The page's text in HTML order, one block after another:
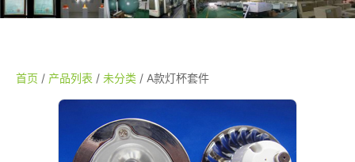
首页 / 产品列表 / 未分类 / A款灯杯套件